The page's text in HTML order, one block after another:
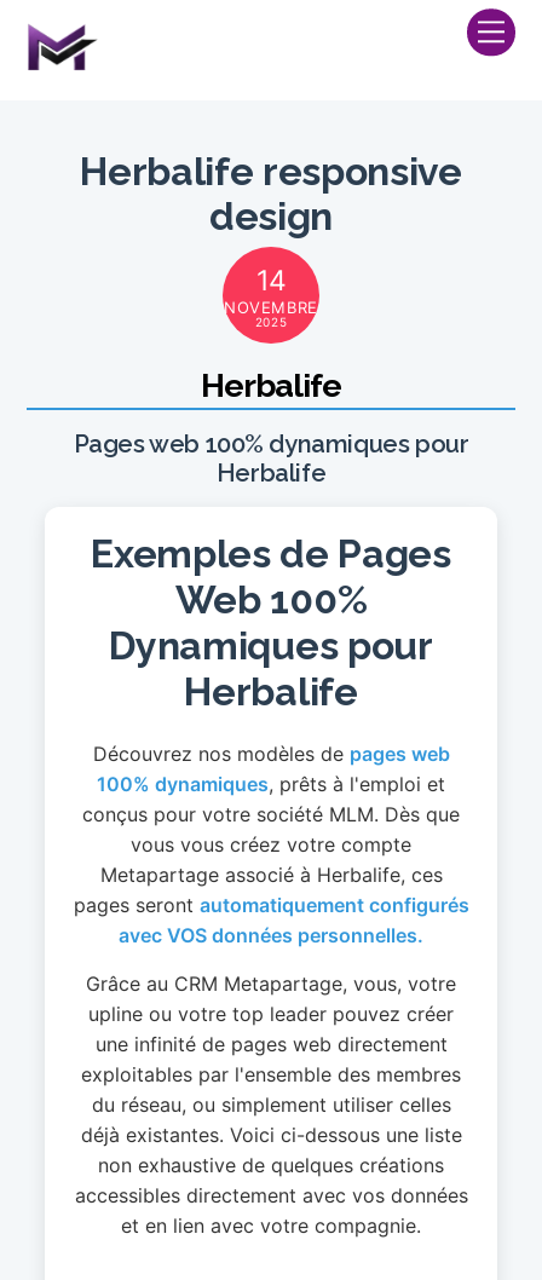
content
Herbalife responsive
design
14
NOVEMBRE
2025
Herbalife
Pages web 100% dynamiques pour
Herbalife
Exemples de Pages
Web 100%
Dynamiques pour
Herbalife
Découvrez nos modèles de pages web
100% dynamiques, prêts à l'emploi et
conçus pour votre société MLM. Dès que
vous vous créez votre compte
Metapartage associé à Herbalife, ces
pages seront automatiquement configurés
avec VOS données personnelles.
Grâce au CRM Metapartage, vous, votre
upline ou votre top leader pouvez créer
une infinité de pages web directement
exploitables par l'ensemble des membres
du réseau, ou simplement utiliser celles
déjà existantes. Voici ci-dessous une liste
non exhaustive de quelques créations
accessibles directement avec vos données
et en lien avec votre compagnie.